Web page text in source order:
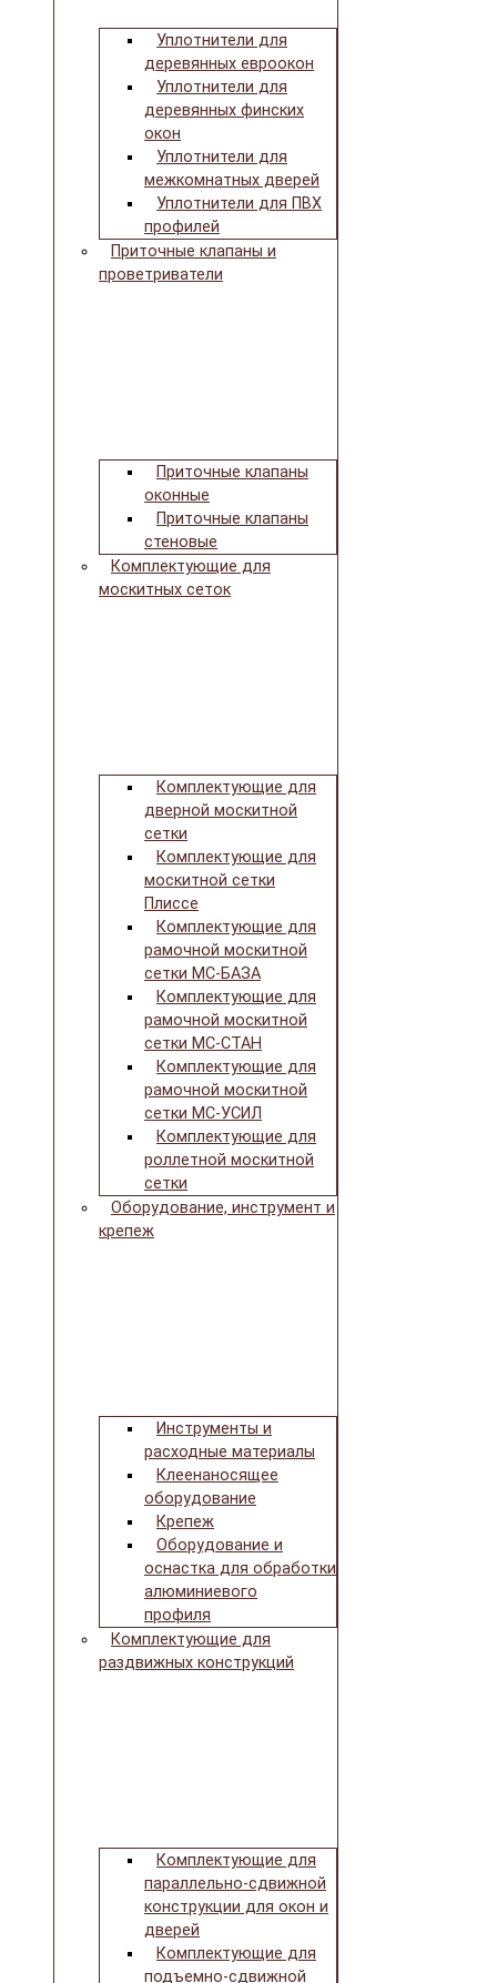
Уплотнители для
деревянных евроокон
Уплотнители для
деревянных финских
окон
Уплотнители для
межкомнатных дверей
Уплотнители для ПВХ
профилей
Приточные клапаны и
проветриватели
Приточные клапаны
оконные
Приточные клапаны
стеновые
Комплектующие для
москитных сеток
Комплектующие для
дверной москитной
сетки
Комплектующие для
москитной сетки
Плиссе
Комплектующие для
рамочной москитной
сетки МС-БАЗА
Комплектующие для
рамочной москитной
сетки МС-СТАН
Комплектующие для
рамочной москитной
сетки МС-УСИЛ
Комплектующие для
роллетной москитной
сетки
Оборудование, инструмент и
крепеж
Инструменты и
расходные материалы
Клеенаносящее
оборудование
Крепеж
Оборудование и
оснастка для обработки
алюминиевого
профиля
Комплектующие для
раздвижных конструкций
Комплектующие для
параллельно-сдвижной
конструкции для окон и
дверей
Комплектующие для
подъемно-сдвижной